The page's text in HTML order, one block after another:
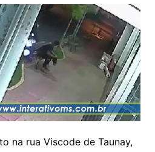
na rua Viscode de Taunay,